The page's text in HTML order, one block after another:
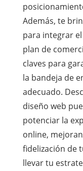
Además, te
para integrar
plan de
claves para
la bandeja de
adecuado.
diseño web
potenciar la
online,
fidelización de
llevar tu